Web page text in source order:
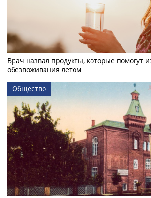
Врач назвал продукты, которые помогут
обезвоживания летом
Общество